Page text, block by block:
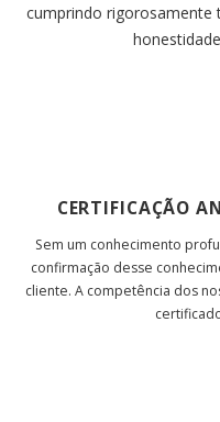
cumprindo rigorosamente
CERTIFICAÇÃO
Sem um conhecimento
confirmação desse
cliente. A competência dos